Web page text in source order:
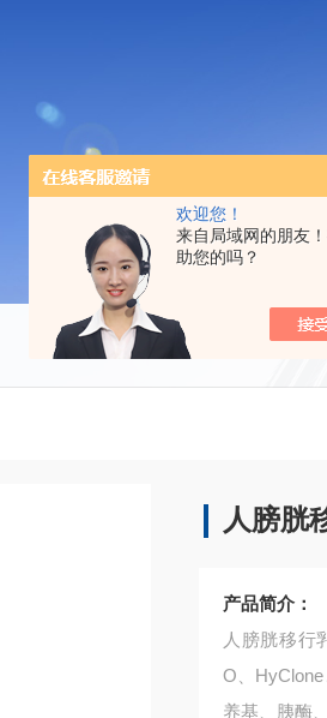
欢迎您！
来自局域网的朋友
助您的吗？
当
人膀胱
产品简介：
人膀胱移行
O、
养基、胰酶